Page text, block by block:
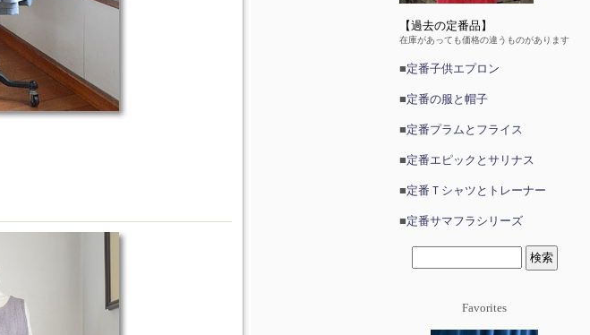
【過去の定番品】
在庫があっても価格の違うものがあります
■定番子供エプロン
■定番の服と帽子
■定番プラムとフライス
■定番エピックとサリナス
■定番Ｔシャツとトレーナー
■定番サマフラシリーズ
Favorites